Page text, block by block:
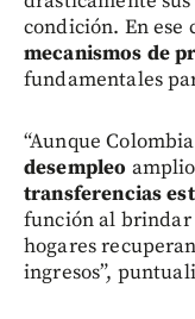
condición. En ese
mecanismos de
fundamentales
“Aunque
desempleo
transferencias
función al brindar
hogares
ingresos”,